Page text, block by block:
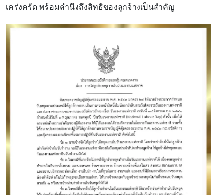
เคร่งครัด พร้อมคำนึงถึงสิทธิของลูกจ้างเป็นสำคัญ